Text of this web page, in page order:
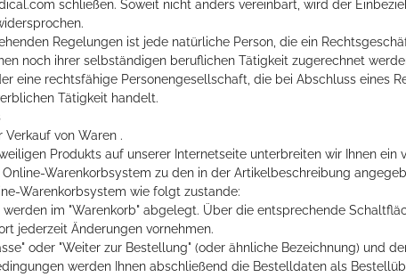
schließen. Soweit nicht anders vereinbart, wird der
Regelungen ist jede natürliche Person, die ein
noch ihrer selbständigen beruflichen Tätigkeit zugerechnet
eine rechtsfähige Personengesellschaft, die bei Abschluss eines
Tätigkeit handelt.
von Waren .
Produkts auf unserer Internetseite unterbreiten wir Ihnen ein
Warenkorbsystem zu den in der Artikelbeschreibung
Warenkorbsystem wie folgt zustande:
im "Warenkorb" abgelegt. Über die entsprechende
jederzeit Änderungen vornehmen.
oder "Weiter zur Bestellung" (oder ähnliche Bezeichnung) und
werden Ihnen abschließend die Bestelldaten als